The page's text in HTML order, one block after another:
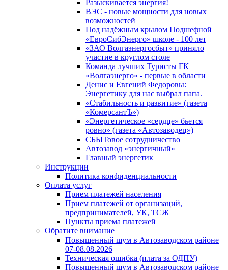
Разыскивается энергия!
ВЭС - новые мощности для новых
возможностей
Под надёжным крылом Подшефной
«ЕвроСибЭнерго» школе - 100 лет
«ЗАО Волгаэнергосбыт» приняло
участие в круглом столе
Команда лучших Туристы ГК
«Волгаэнерго» - первые в области
Денис и Евгений Федоровы:
Энергетику для нас выбрал папа.
«Стабильность и развитие» (газета
«КомерсантЪ»)
«Энергетическое «сердце» бьется
ровно» (газета «Автозаводец»)
СБЫТовое сотрудничество
Автозавод «энергичный»
Главный энергетик
Инструкции
Политика конфиденциальности
Оплата услуг
Прием платежей населения
Прием платежей от организаций,
предпринимателей, УК, ТСЖ
Пункты приема платежей
Обратите внимание
Повышенный шум в Автозаводском районе
07-08.08.2026
Техническая ошибка (плата за ОДПУ)
Повышенный шум в Автозаводском районе